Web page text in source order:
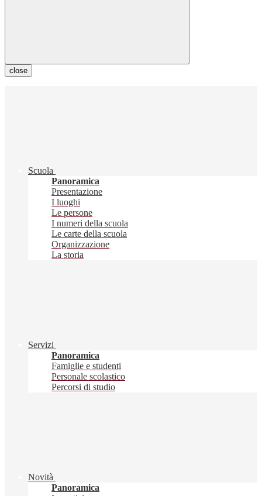
close
Scuola
Panoramica
Presentazione
I luoghi
Le persone
I numeri della scuola
Le carte della scuola
Organizzazione
La storia
Servizi
Panoramica
Famiglie e studenti
Personale scolastico
Percorsi di studio
Novità
Panoramica